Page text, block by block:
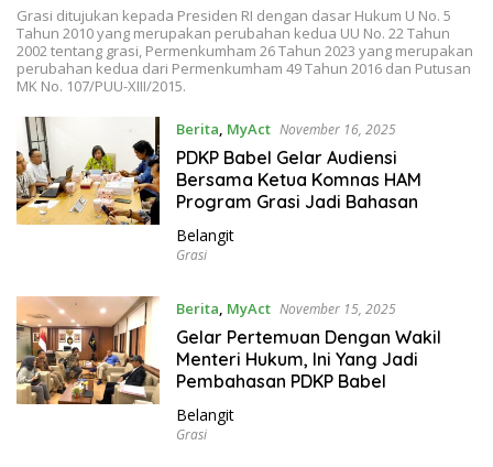
Grasi ditujukan kepada Presiden RI dengan dasar Hukum U No. 5
Tahun 2010 yang merupakan perubahan kedua UU No. 22 Tahun
2002 tentang grasi, Permenkumham 26 Tahun 2023 yang merupakan
perubahan kedua dari Permenkumham 49 Tahun 2016 dan Putusan
MK No. 107/PUU-XIII/2015.
Berita, MyAct November 16, 2025
PDKP Babel Gelar Audiensi
Bersama Ketua Komnas HAM
Program Grasi Jadi Bahasan
Belangit
Grasi
Berita, MyAct November 15, 2025
Gelar Pertemuan Dengan Wakil
Menteri Hukum, Ini Yang Jadi
Pembahasan PDKP Babel
Belangit
Grasi